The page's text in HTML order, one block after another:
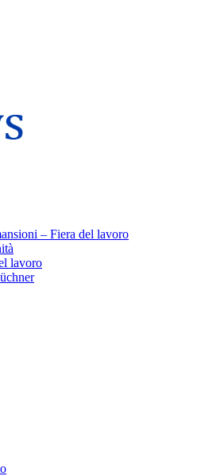
– Fiera del lavoro
lavoro